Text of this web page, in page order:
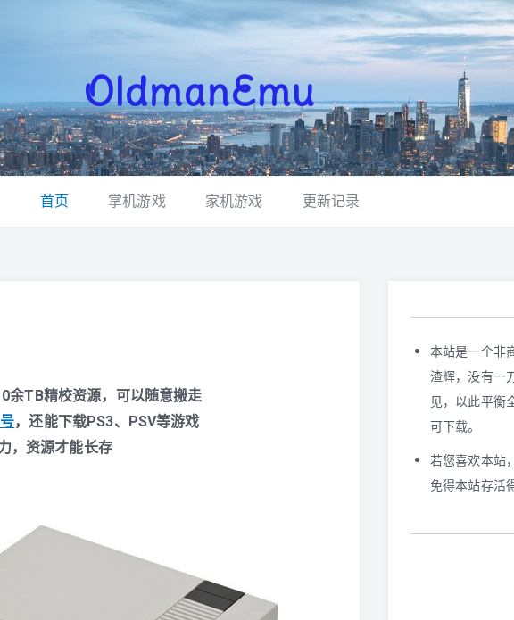
OldmanEmu
首页 掌机游戏 家机游戏 更新记录
余TB精校资源，可以随意搬走
，还能下载PS3、PSV等游戏
，资源才能长存
本站是一个非
渣辉，没有一
见，以此平衡
可下载。
若您喜欢本站
免得本站存活